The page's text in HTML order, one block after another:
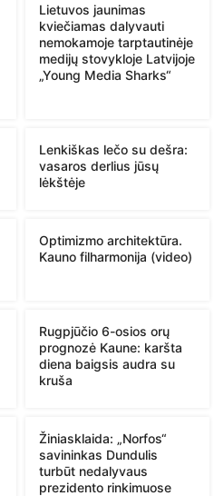
Lietuvos jaunimas
kviečiamas dalyvauti
nemokamoje tarptautinėje
medijų stovykloje Latvijoje
„Young Media Sharks“
Lenkiškas lečo su dešra:
vasaros derlius jūsų
lėkštėje
Optimizmo architektūra.
Kauno filharmonija (video)
Rugpjūčio 6-osios orų
prognozė Kaune: karšta
diena baigsis audra su
kruša
Žiniasklaida: „Norfos“
savininkas Dundulis
turbūt nedalyvaus
prezidento rinkimuose